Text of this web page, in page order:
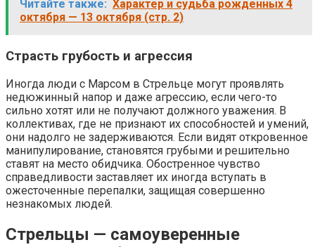
Читайте также: Характер и судьба рожденных 4
октября — 13 октября (стр. 2)
Страсть грубость и агрессия
Иногда люди с Марсом в Стрельце могут проявлять
недюжинный напор и даже агрессию, если чего-то
сильно хотят или не получают должного уважения. В
коллективах, где не признают их способностей и умений,
они надолго не задерживаются. Если видят откровенное
манипулирование, становятся грубыми и решительно
ставят на место обидчика. Обостренное чувство
справедливости заставляет их иногда вступать в
ожесточенные перепалки, защищая совершенно
незнакомых людей.
Стрельцы — самоуверенные